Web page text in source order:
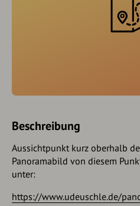
Beschreibung
Aussichtpunkt kurz oberhalb
Panoramabild von diesem
unter:
https://www.udeuschle.de/